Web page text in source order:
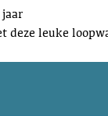
jaar
deze leuke